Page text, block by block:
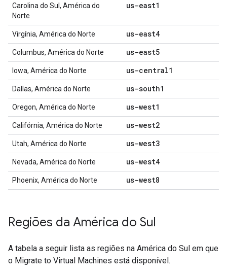
Carolina do Sul, América do
Norte
us-east1
Virgínia, América do Norte us-east4
Columbus, América do Norte us-east5
Iowa, América do Norte us-central1
Dallas, América do Norte us-south1
Oregon, América do Norte us-west1
Califórnia, América do Norte us-west2
Utah, América do Norte us-west3
Nevada, América do Norte us-west4
Phoenix, América do Norte us-west8
Regiões da América do Sul
A tabela a seguir lista as regiões na América do Sul em que
o Migrate to Virtual Machines está disponível.